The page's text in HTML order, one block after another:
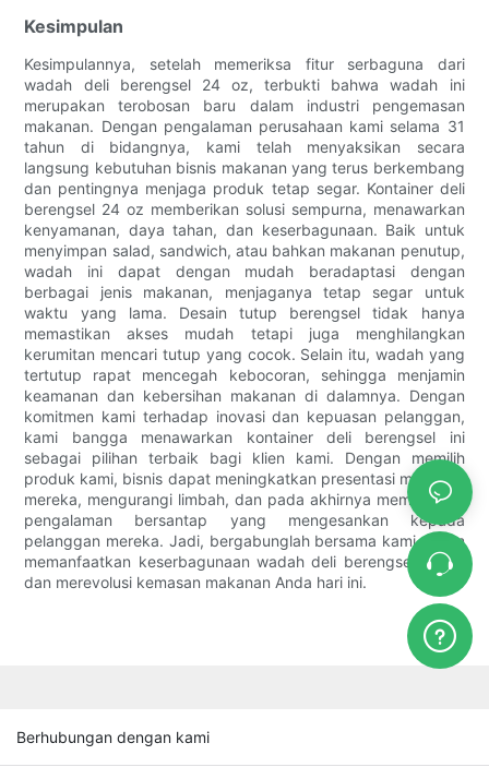
Kesimpulan
Kesimpulannya, setelah memeriksa fitur serbaguna dari
wadah deli berengsel 24 oz, terbukti bahwa wadah ini
merupakan terobosan baru dalam industri pengemasan
makanan. Dengan pengalaman perusahaan kami selama 31
tahun di bidangnya, kami telah menyaksikan secara
langsung kebutuhan bisnis makanan yang terus berkembang
dan pentingnya menjaga produk tetap segar. Kontainer deli
berengsel 24 oz memberikan solusi sempurna, menawarkan
kenyamanan, daya tahan, dan keserbagunaan. Baik untuk
menyimpan salad, sandwich, atau bahkan makanan penutup,
wadah ini dapat dengan mudah beradaptasi dengan
berbagai jenis makanan, menjaganya tetap segar untuk
waktu yang lama. Desain tutup berengsel tidak hanya
memastikan akses mudah tetapi juga menghilangkan
kerumitan mencari tutup yang cocok. Selain itu, wadah yang
tertutup rapat mencegah kebocoran, sehingga menjamin
keamanan dan kebersihan makanan di dalamnya. Dengan
komitmen kami terhadap inovasi dan kepuasan pelanggan,
kami bangga menawarkan kontainer deli berengsel ini
sebagai pilihan terbaik bagi klien kami. Dengan memilih
produk kami, bisnis dapat meningkatkan presentasi makanan
mereka, mengurangi limbah, dan pada akhirnya memberikan
pengalaman bersantap yang mengesankan kepada
pelanggan mereka. Jadi, bergabunglah bersama kami dalam
memanfaatkan keserbagunaan wadah deli berengsel 24 oz
dan merevolusi kemasan makanan Anda hari ini.
Berhubungan dengan kami